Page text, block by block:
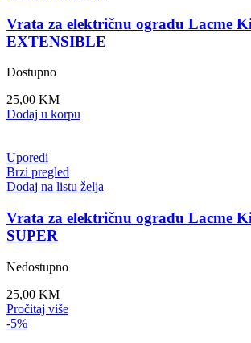
Vrata za električnu ogradu Lacme
EXTENSIBLE
Dostupno
25,00 KM
Dodaj u korpu
Uporedi
Brzi pregled
Dodaj na listu želja
Vrata za električnu ogradu Lacme
SUPER
Nedostupno
25,00 KM
Pročitaj više
-5%